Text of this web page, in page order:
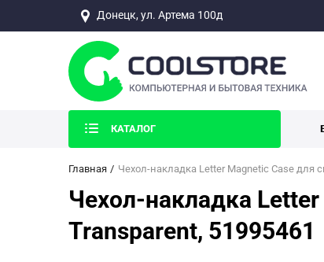
Донецк, ул. Артема 100д
КАТАЛОГ
Главная Чехол-накладка Letter Magnetic Case для
Чехол-накладка
Transparent, 51995461